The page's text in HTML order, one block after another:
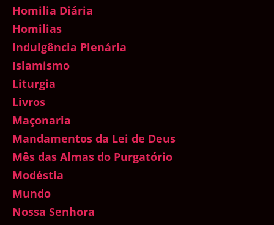
Homilia Diária
Homilias
Indulgência Plenária
Islamismo
Liturgia
Livros
Maçonaria
Mandamentos da Lei de Deus
Mês das Almas do Purgatório
Modéstia
Mundo
Nossa Senhora